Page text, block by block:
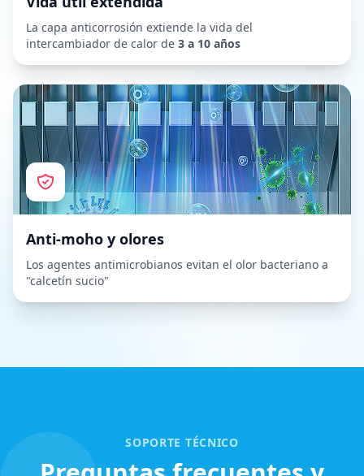
La capa anticorrosión extiende la vida del
intercambiador de calor de 3 a 10 años
Anti-moho y olores
Los agentes antimicrobianos evitan el olor bacteriano a
"calcetín sucio"
SOPORTE TÉCNICO